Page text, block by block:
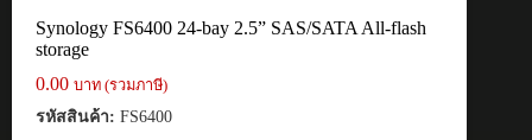
Synology FS6400 24-bay 2.5” SAS/SATA All-flash
storage
0.00 บาท (รวมภาษี)
รหัสสินค้า: FS6400